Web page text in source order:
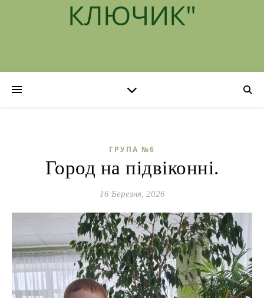
КЛЮЧИК"
ГРУПА №6
Город на підвіконні.
16 Березня, 2026